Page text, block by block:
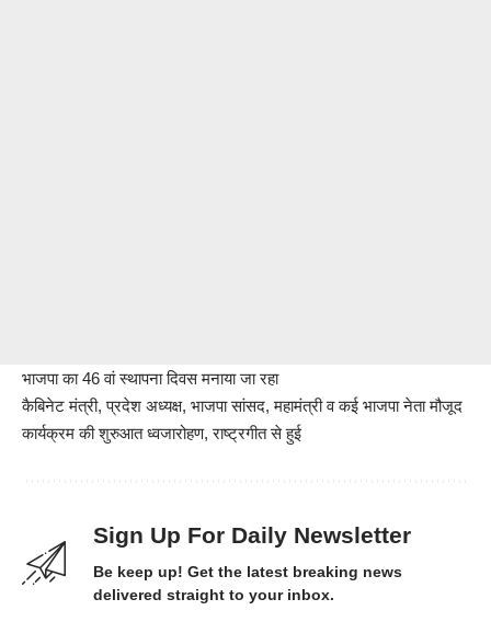
भाजपा का 46 वां स्थापना दिवस मनाया जा रहा
कैबिनेट मंत्री, प्रदेश अध्यक्ष, भाजपा सांसद, महामंत्री व कई भाजपा नेता मौजूद
कार्यक्रम की शुरुआत ध्वजारोहण, राष्ट्रगीत से हुई
Sign Up For Daily Newsletter
Be keep up! Get the latest breaking news
delivered straight to your inbox.